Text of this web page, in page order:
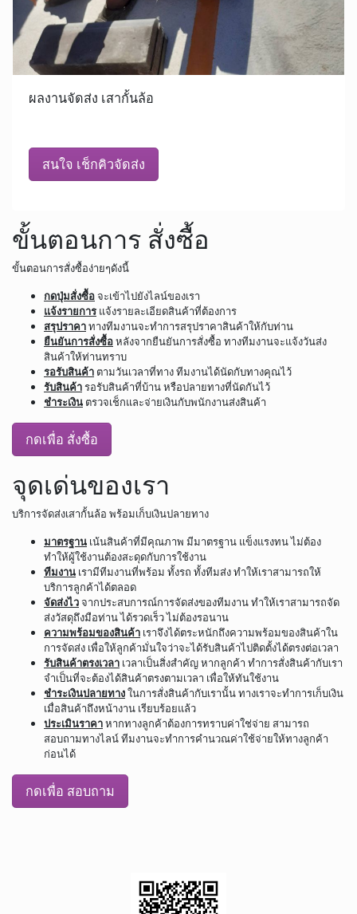
ผลงานจัดส่ง เสากั้นล้อ
สนใจ เช็กคิวจัดส่ง
ขั้นตอนการ สั่งซื้อ
ขั้นตอนการสั่งซื้อง่ายๆดังนี้
กดปุ่มสั่งซื้อจะเข้าไปยังไลน์ของเรา
แจ้งรายการ แจ้งรายละเอียดสินค้าที่ต้องการ
สรุปราคาทางทีมงานจะทำการสรุปราคาสินค้าให้กับท่าน
ยืนยันการสั่งซื้อหลังจากยืนยันการสั่งซื้อ ทางทีมงานจะแจ้งวันส่ง
สินค้าให้ท่านทราบ
รอรับสินค้า ตามวันเวลาที่ทาง ทีมงานได้นัดกับทางคุณไว้
รับสินค้ารอรับสินค้าที่บ้าน หรือปลายทางที่นัดกันไว้
ชำระเงิน ตรวจเช็กและจ่ายเงินกับพนักงานส่งสินค้า
กดเพื่อ สั่งซื้อ
จุดเด่นของเรา
บริการจัดส่งเสากั้นล้อ พร้อมเก็บเงินปลายทาง
มาตรฐาน เน้นสินค้าที่มีคุณภาพ มีมาตรฐาน แข็งแรงทน ไม่ต้อง
ทำให้ผู้ใช้งานต้องสะดุดกับการใช้งาน
ทีมงาน เรามีทีมงานที่พร้อม ทั้งรถ ทั้งทีมส่ง ทำให้เราสามารถให้
บริการลูกค้าได้ตลอด
จัดส่งไวจากประสบการณ์การจัดส่งของทีมงาน ทำให้เราสามารถจัด
ส่งวัสดุถึงมือท่าน ได้รวดเร็ว ไม่ต้องรอนาน
ความพร้อมของสินค้า เราจึงได้ตระหนักถึงความพร้อมของสินค้าใน
การจัดส่ง เพื่อให้ลูกค้ามั่นใจว่าจะได้รับสินค้าไปติดตั้งได้ตรงต่อเวลา
รับสินค้าตรงเวลา เวลาเป็นสิ่งสำคัญ หากลูกค้า ทำการสั่งสินค้ากับเรา
จำเป็นที่จะต้องได้สินค้าตรงตามเวลา เพื่อให้ทันใช้งาน
ชำระเงินปลายทางในการสั่งสินค้ากับเรานั้น ทางเราจะทำการเก็บเงิน
เมื่อสินค้าถึงหน้างาน เรียบร้อยแล้ว
ประเมินราคาหากทางลูกค้าต้องการทราบค่าใช่จ่าย สามารถ
สอบถามทางไลน์ ทีมงานจะทำการคำนวณค่าใช้จ่ายให้ทางลูกค้า
ก่อนได้
กดเพื่อ สอบถาม